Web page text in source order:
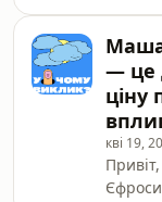
які AI-
чи є
та
Маша
— це
ціну
кві 19,